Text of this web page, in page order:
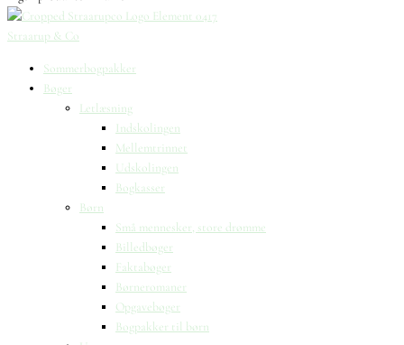
Straarup & Co
Sommerbogpakker
Bøger
Letlæsning
Indskolingen
Mellemtrinnet
Udskolingen
Bogkasser
Børn
Små mennesker, store drømme
Billedbøger
Faktabøger
Børneromaner
Opgavebøger
Bogpakker til børn